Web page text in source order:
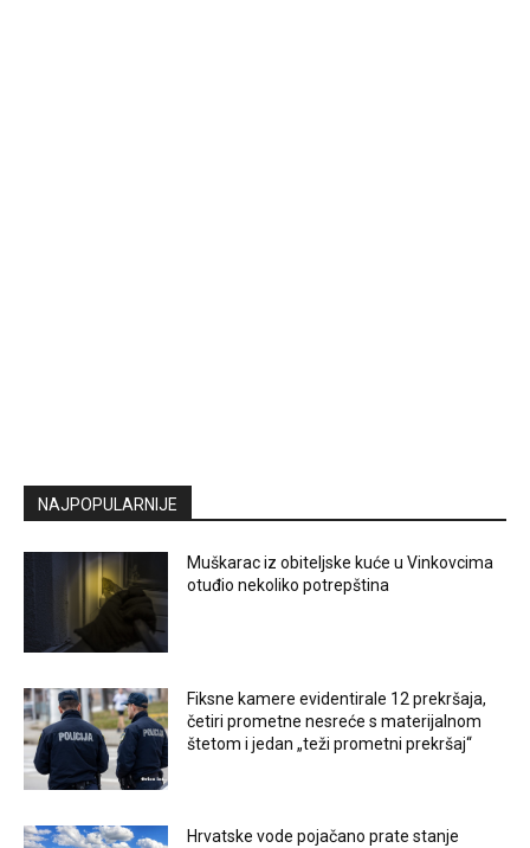
NAJPOPULARNIJE
Muškarac iz obiteljske kuće u Vinkovcima
otuđio nekoliko potrepština
Fiksne kamere evidentirale 12 prekršaja,
četiri prometne nesreće s materijalnom
štetom i jedan „teži prometni prekršaj“
Hrvatske vode pojačano prate stanje